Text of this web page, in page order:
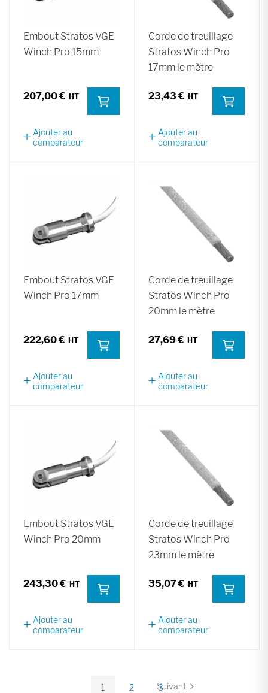
Embout Stratos VGE
Winch Pro 15mm
207,00 €
Ajouter au
comparateur
Corde de treuillage
Stratos Winch Pro
17mm le mètre
23,43 €
Ajouter au
comparateur
Embout Stratos VGE
Winch Pro 17mm
222,60 €
Ajouter au
comparateur
Corde de treuillage
Stratos Winch Pro
20mm le mètre
27,69 €
Ajouter au
comparateur
Embout Stratos VGE
Winch Pro 20mm
243,30 €
Ajouter au
comparateur
Corde de treuillage
Stratos Winch Pro
23mm le mètre
35,07 €
Ajouter au
comparateur
Vous
1 Page
2 Page
3 Page
Suivant